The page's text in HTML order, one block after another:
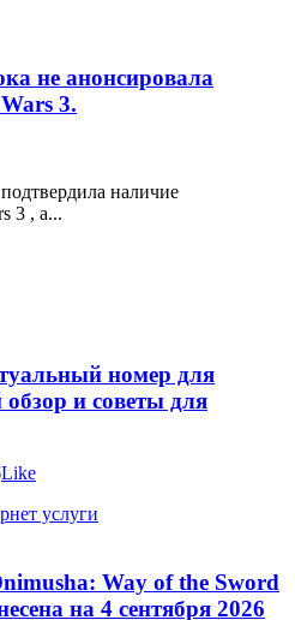
не анонсировала
3.
наличие
3 , а...
номер для
и советы для
Like
услуги
Way of the Sword
на 4 сентября 2026